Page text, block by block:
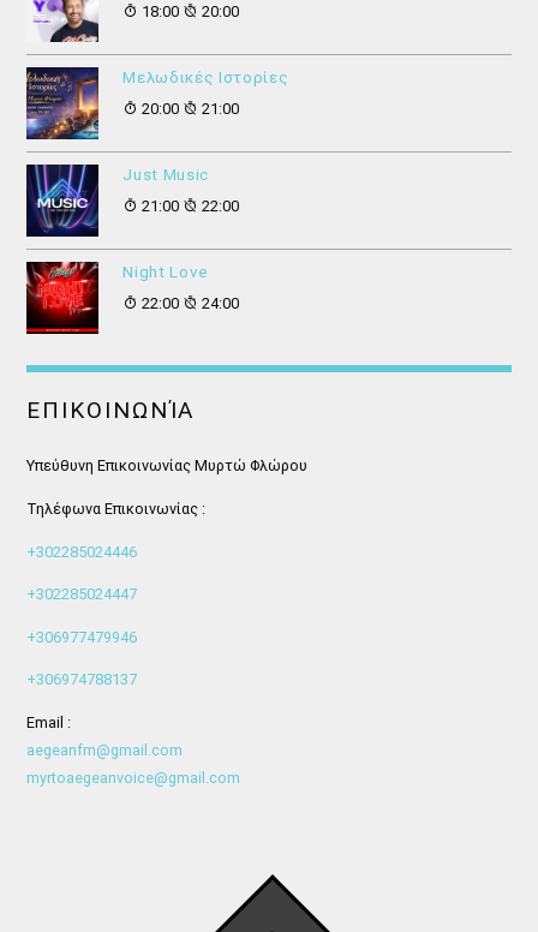
18:00
20:00
Μελωδικές Ιστορίες
20:00
21:00
Just Music
21:00
22:00
Night Love
22:00
24:00
ΕΠΙΚΟΙΝΩΝΊΑ
Υπεύθυνη Επικοινωνίας Μυρτώ Φλώρου
Τηλέφωνα Επικοινωνίας :
+302285024446
+302285024447
+306977479946
+306974788137
Email :
aegeanfm@gmail.com
myrtoaegeanvoice@gmail.com